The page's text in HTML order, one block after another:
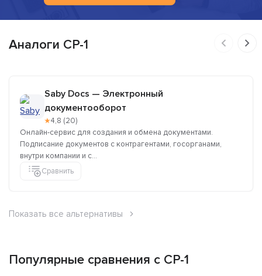
Аналоги CP-1
Saby Docs — Электронный
документооборот
★4,8 (20)
Онлайн-сервис для создания и обмена документами.
Подписание документов с контрагентами, госорганами,
внутри компании и c...
Сравнить
Показать все альтернативы
Популярные сравнения с CP-1